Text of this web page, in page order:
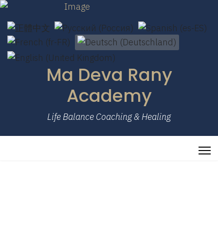
Sprache auswählen
Ma Deva Rany
Academy
Life Balance Coaching & Healing